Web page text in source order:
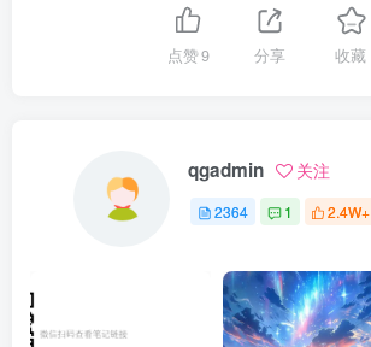
点赞9 分享 收藏
qgadmin 关注
2364 1 2.4W+